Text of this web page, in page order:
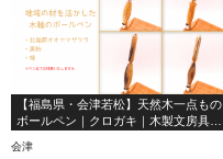
【福島県・会津若松】天然木一点もの
ボールペン｜クロガキ｜木製文房具｜
会津